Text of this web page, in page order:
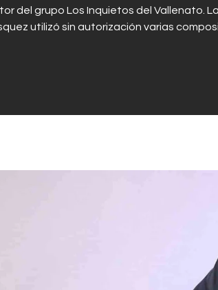
del grupo Los Inquietos del Vallenato.
utilizó sin autorización varias